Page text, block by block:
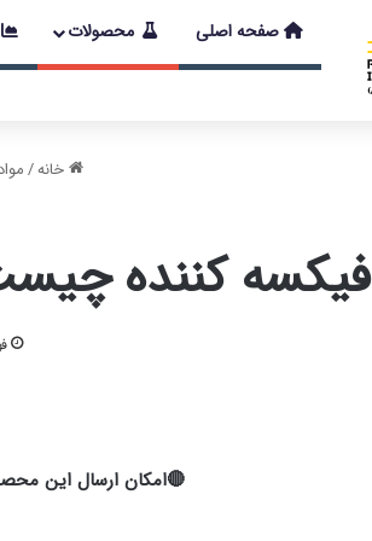
صفحه اصلی محصولات
خانه/
فیکسه‌ کننده چیست؟ 5 کاربرد اصلی در تثبیت
🔴امکان ارسال این محصول به سراسر کشور در
با توجه به شرایط